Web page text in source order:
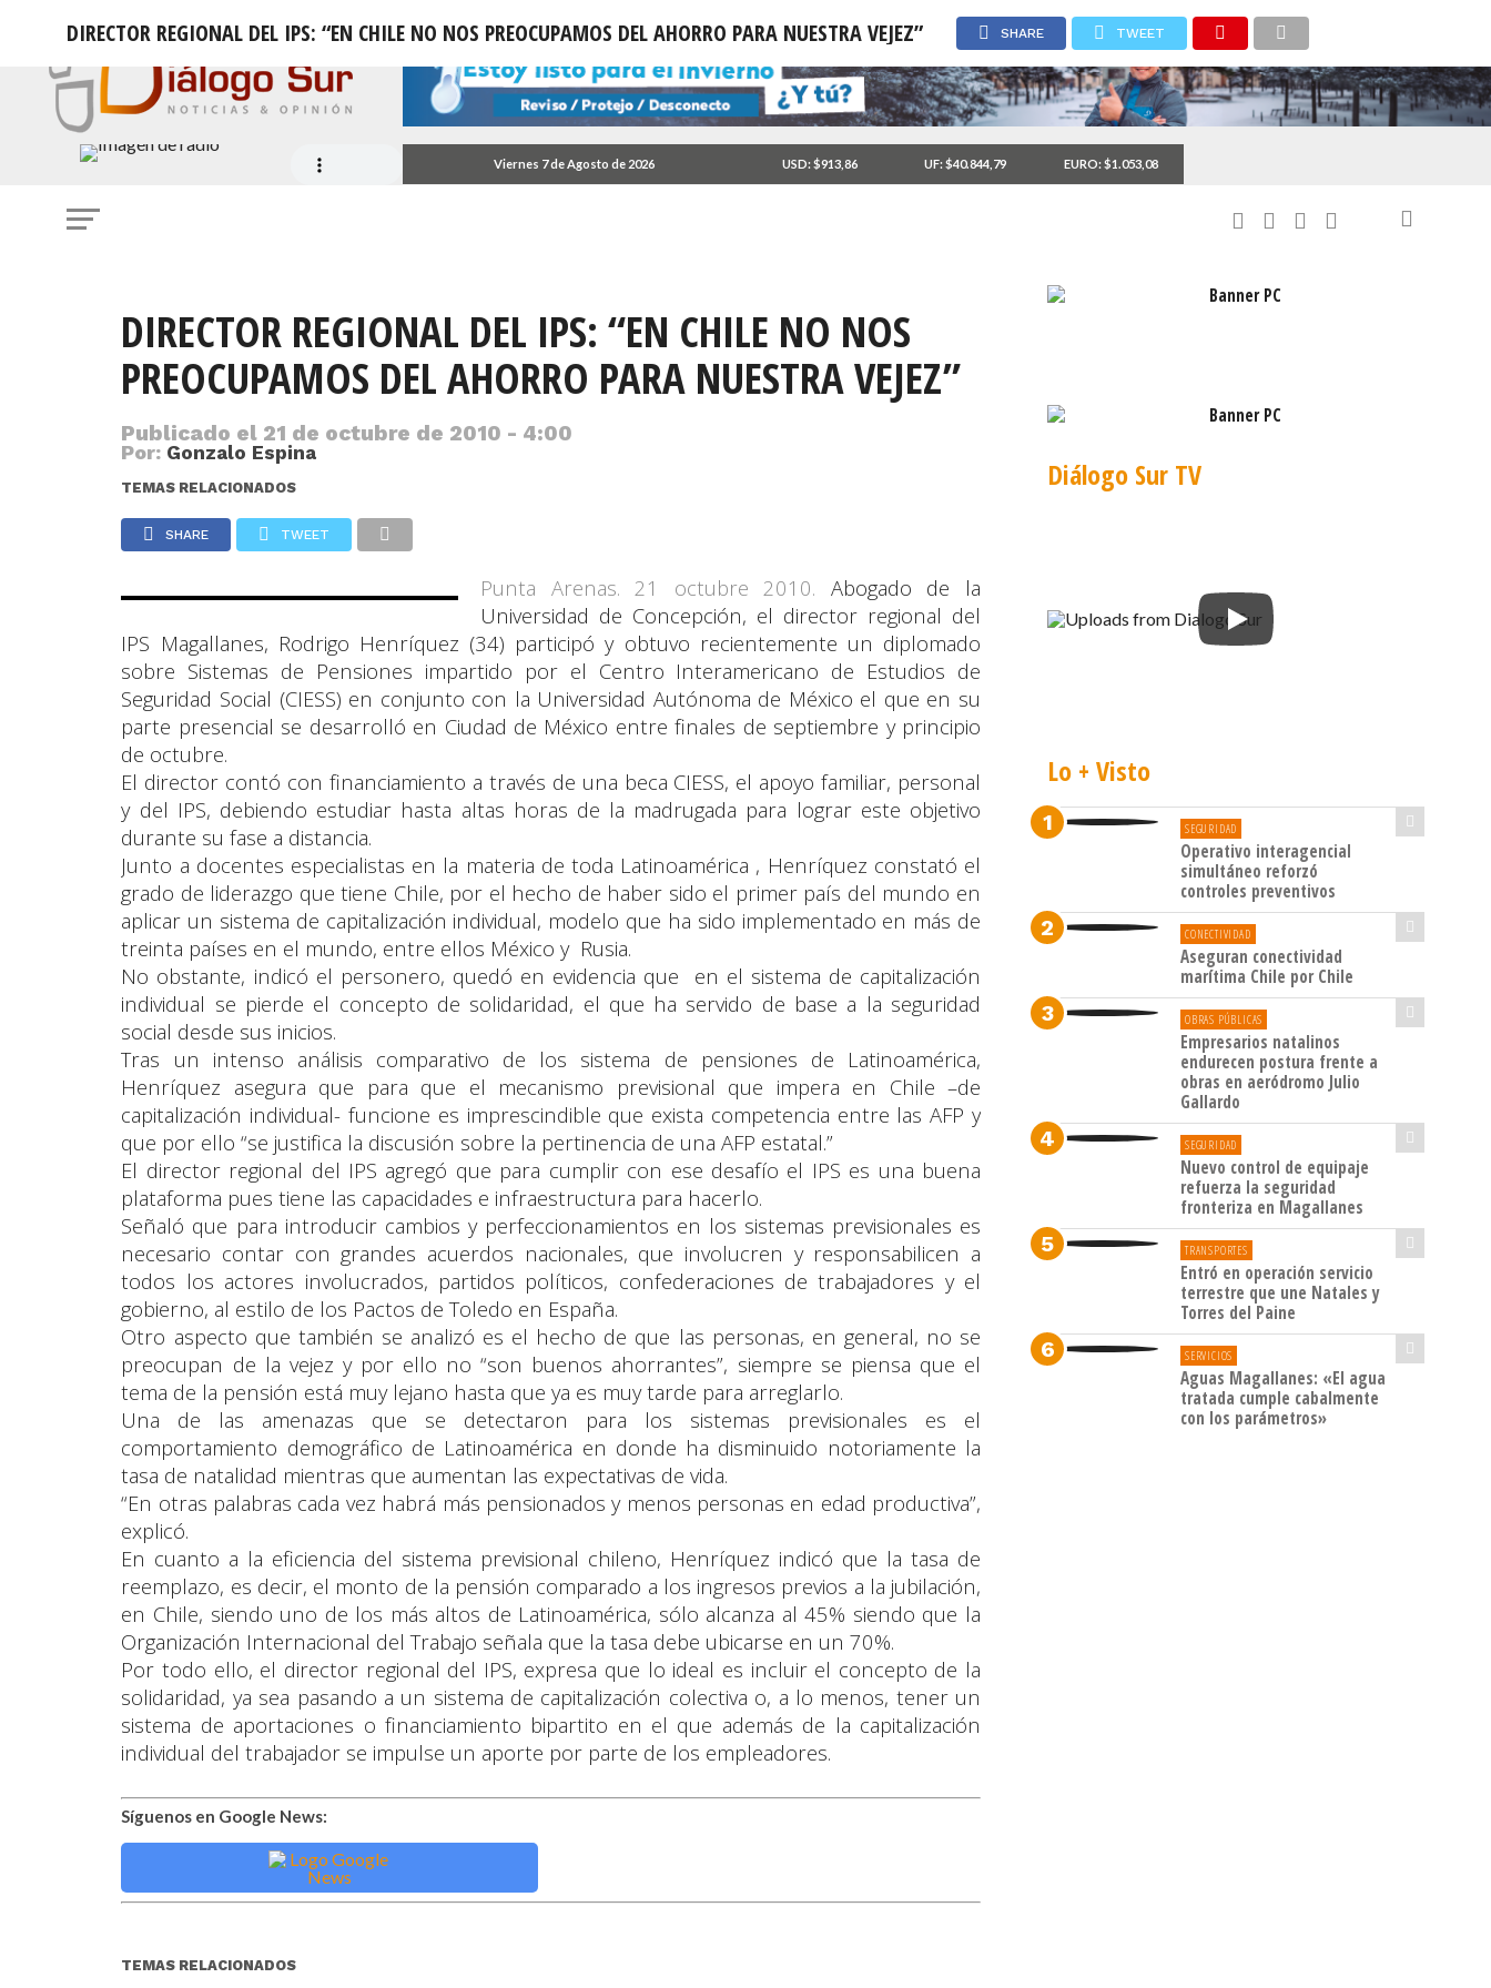
Viernes 7 de Agosto de 2026 USD: $913,86 UF: $40.844,79 EURO: $1.053,08
DIRECTOR REGIONAL DEL IPS: “EN CHILE NO NOS PREOCUPAMOS DEL AHORRO PARA NUESTRA VEJEZ” SHARE TWEET
DIRECTOR REGIONAL DEL IPS: “EN CHILE NO NOS
PREOCUPAMOS DEL AHORRO PARA NUESTRA VEJEZ”
Publicado el 21 de octubre de 2010 - 4:00
Por: Gonzalo Espina
TEMAS RELACIONADOS
SHARE TWEET
Punta Arenas. 21 octubre 2010. Abogado de la
Universidad de Concepción, el director regional del
IPS Magallanes, Rodrigo Henríquez (34) participó y obtuvo recientemente un diplomado
sobre Sistemas de Pensiones impartido por el Centro Interamericano de Estudios de
Seguridad Social (CIESS) en conjunto con la Universidad Autónoma de México el que en su
parte presencial se desarrolló en Ciudad de México entre finales de septiembre y principio
de octubre.
El director contó con financiamiento a través de una beca CIESS, el apoyo familiar, personal
y del IPS, debiendo estudiar hasta altas horas de la madrugada para lograr este objetivo
durante su fase a distancia.
Junto a docentes especialistas en la materia de toda Latinoamérica , Henríquez constató el
grado de liderazgo que tiene Chile, por el hecho de haber sido el primer país del mundo en
aplicar un sistema de capitalización individual, modelo que ha sido implementado en más de
treinta países en el mundo, entre ellos México y Rusia.
No obstante, indicó el personero, quedó en evidencia que en el sistema de capitalización
individual se pierde el concepto de solidaridad, el que ha servido de base a la seguridad
social desde sus inicios.
Tras un intenso análisis comparativo de los sistema de pensiones de Latinoamérica,
Henríquez asegura que para que el mecanismo previsional que impera en Chile –de
capitalización individual- funcione es imprescindible que exista competencia entre las AFP y
que por ello “se justifica la discusión sobre la pertinencia de una AFP estatal.”
El director regional del IPS agregó que para cumplir con ese desafío el IPS es una buena
plataforma pues tiene las capacidades e infraestructura para hacerlo.
Señaló que para introducir cambios y perfeccionamientos en los sistemas previsionales es
necesario contar con grandes acuerdos nacionales, que involucren y responsabilicen a
todos los actores involucrados, partidos políticos, confederaciones de trabajadores y el
gobierno, al estilo de los Pactos de Toledo en España.
Otro aspecto que también se analizó es el hecho de que las personas, en general, no se
preocupan de la vejez y por ello no “son buenos ahorrantes”, siempre se piensa que el
tema de la pensión está muy lejano hasta que ya es muy tarde para arreglarlo.
Una de las amenazas que se detectaron para los sistemas previsionales es el
comportamiento demográfico de Latinoamérica en donde ha disminuido notoriamente la
tasa de natalidad mientras que aumentan las expectativas de vida.
“En otras palabras cada vez habrá más pensionados y menos personas en edad productiva”,
explicó.
En cuanto a la eficiencia del sistema previsional chileno, Henríquez indicó que la tasa de
reemplazo, es decir, el monto de la pensión comparado a los ingresos previos a la jubilación,
en Chile, siendo uno de los más altos de Latinoamérica, sólo alcanza al 45% siendo que la
Organización Internacional del Trabajo señala que la tasa debe ubicarse en un 70%.
Por todo ello, el director regional del IPS, expresa que lo ideal es incluir el concepto de la
solidaridad, ya sea pasando a un sistema de capitalización colectiva o, a lo menos, tener un
sistema de aportaciones o financiamiento bipartito en el que además de la capitalización
individual del trabajador se impulse un aporte por parte de los empleadores.
Síguenos en Google News:
TEMAS RELACIONADOS
Diálogo Sur TV
Lo + Visto
SEGURIDAD
Operativo interagencial
simultáneo reforzó
controles preventivos
CONECTIVIDAD
Aseguran conectividad
marítima Chile por Chile
OBRAS PÚBLICAS
Empresarios natalinos
endurecen postura frente a
obras en aeródromo Julio
Gallardo
SEGURIDAD
Nuevo control de equipaje
refuerza la seguridad
fronteriza en Magallanes
TRANSPORTES
Entró en operación servicio
terrestre que une Natales y
Torres del Paine
SERVICIOS
Aguas Magallanes: «El agua
tratada cumple cabalmente
con los parámetros»